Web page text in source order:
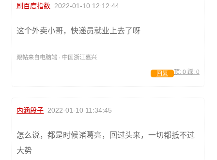
刷百度指数 2022-01-10 12:12:44
这个外卖小哥，快递员就业上去了呀
跟帖来自电脑端 · 中国浙江嘉兴
顶: 0 踩: 0
回复
内涵段子 2022-01-10 11:34:45
怎么说，都是时候诸葛亮，回过头来，一切都抵不过
大势